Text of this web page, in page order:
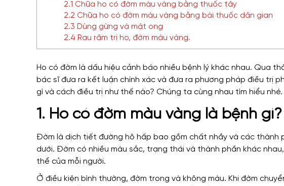
2.1 Chữa ho có đờm màu vàng bằng thuốc tây
2.2 Chữa ho có đờm màu vàng bằng bài thuốc dân gian
2.3 Dùng gừng và mật ong
2.4 Rau răm trị ho, đờm màu vàng.
Ho có đờm là dấu hiệu cảnh báo nhiều bệnh lý khác nhau. Qua
bác sĩ đưa ra kết luận chính xác và đưa ra phương pháp điều trị
gì và cách điều trị như thế nào? Chúng ta cùng nhau tìm hiểu nhé.
1. Ho có đờm màu vàng là bệnh gì?
Đờm là dịch tiết đường hô hấp bao gồm chất nhầy và các thành
dưới. Đờm có nhiều màu sắc, trạng thái và thành phần khác
thể của mỗi người.
Ở điều kiện bình thường, đờm trong và không màu. Khi đờm